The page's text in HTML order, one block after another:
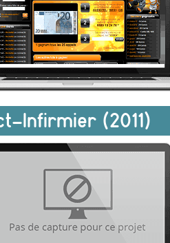
Infirmier (2011)